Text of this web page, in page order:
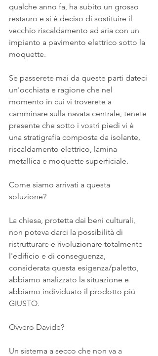
qualche anno fa, ha subito un grosso
restauro e si è deciso di sostituire il
vecchio riscaldamento ad aria con un
impianto a pavimento elettrico sotto la
moquette.
Se passerete mai da queste parti dateci
un'occhiata e ragione che nel
momento in cui vi troverete a
camminare sulla navata centrale, tenete
presente che sotto i vostri piedi vi è
una stratigrafia composta da isolante,
riscaldamento elettrico, lamina
metallica e moquette superficiale.
Come siamo arrivati a questa
soluzione?
La chiesa, protetta dai beni culturali,
non poteva darci la possibilità di
ristrutturare e rivoluzionare totalmente
l'edificio e di conseguenza,
considerata questa esigenza/paletto,
abbiamo analizzato la situazione e
abbiamo individuato il prodotto più
GIUSTO.
Ovvero Davide?
Un sistema a secco che non va a